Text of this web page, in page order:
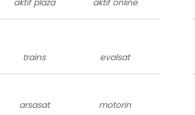
trains evalsat
arsasat motorin